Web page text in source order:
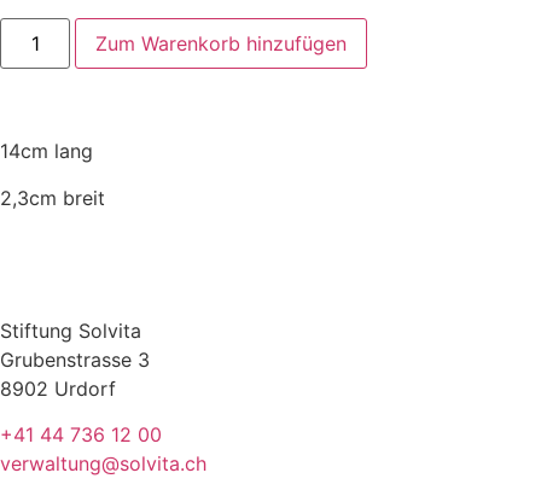
Zum Warenkorb hinzufügen
14cm lang
2,3cm breit
Stiftung Solvita
Grubenstrasse 3
8902 Urdorf
+41 44 736 12 00
verwaltung@solvita.ch